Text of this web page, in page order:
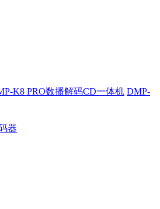
K8 PRO数播解码CD一体机 DMP-
器